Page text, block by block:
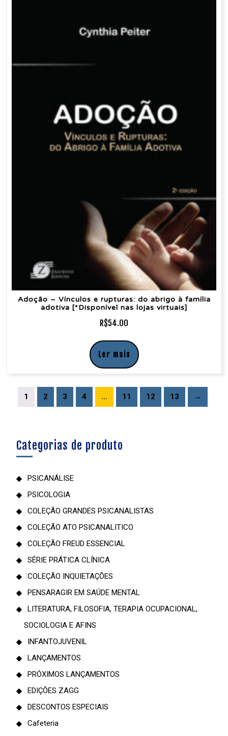
Adoção – Vínculos e rupturas: do abrigo à família
adotiva [*Disponível nas lojas virtuais]
R$54.00
Ler mais
1 2 3 4 … 11 12 13 →
Categorias de produto
PSICANÁLISE
PSICOLOGIA
COLEÇÃO GRANDES PSICANALISTAS
COLEÇÃO ATO PSICANALITICO
COLEÇÃO FREUD ESSENCIAL
SÉRIE PRÁTICA CLÍNICA
COLEÇÃO INQUIETAÇÕES
PENSARAGIR EM SAÚDE MENTAL
LITERATURA, FILOSOFIA, TERAPIA OCUPACIONAL,
SOCIOLOGIA E AFINS
INFANTOJUVENIL
LANÇAMENTOS
PRÓXIMOS LANÇAMENTOS
EDIÇÕES ZAGG
DESCONTOS ESPECIAIS
Cafeteria